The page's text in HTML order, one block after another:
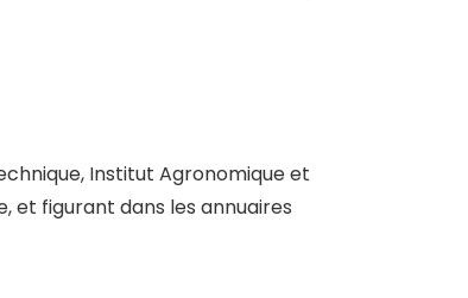
Institut Agronomique et
et figurant dans les annuaires